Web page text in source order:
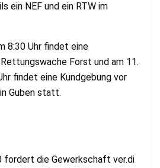
ein NEF und ein RTW im
8:30 Uhr findet eine
Forst und am 11.
findet eine Kundgebung vor
Guben statt.
fordert die Gewerkschaft ver.di